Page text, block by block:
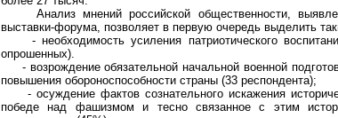
Анализ мнений российской общественности,
выставки-форума, позволяет в первую очередь выделить
- необходимость усиления патриотического
опрошенных).
- возрождение обязательной начальной военной
повышения обороноспособности страны (33 респондента);
- осуждение фактов сознательного искажения
победе над фашизмом и тесно связанное с этим